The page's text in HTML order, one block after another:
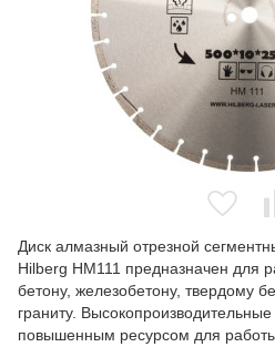
Диск алмазный отрезной
Hilberg HM111 предназначен для
бетону, железобетону, твердому
граниту.
повышенным ресурсом для